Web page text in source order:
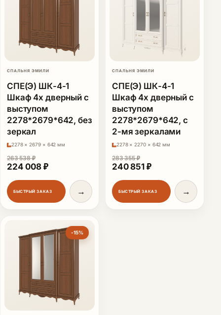
СПАЛЬНЯ ЭМИЛИ
СПЕ(Э) ШК-4-1
Шкаф 4х дверный с
выступом
2278*2679*642, без
зеркал
2278 × 2679 × 642 мм
263 538₽
Первоначальная цена составляла 263 538 ₽.
224 008 ₽Текущая цена: 224 008 ₽.
БЫСТРЫЙ ЗАКАЗ →
СПАЛЬНЯ ЭМИЛИ
СПЕ(Э) ШК-4-1
Шкаф 4х дверный с
выступом
2278*2679*642, с
2-мя зеркалами
2278 × 2270 × 642 мм
283 355₽
Первоначальная цена
240 851 ₽Текущая цена:
БЫСТРЫЙ ЗАКАЗ →
-15%